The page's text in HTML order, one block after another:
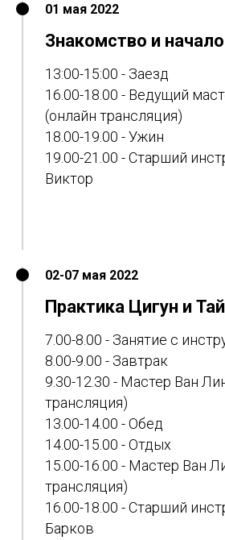
01 мая 2022
Знакомство и
13:00-15:00 - Заезд
16.00-18.00 - Ведущий
(онлайн трансляция)
18.00-19.00 - Ужин
19.00-21.00 - Старший
Виктор
02-07 мая 2022
Практика Цигун и
7.00-8.00 - Занятие с
8.00-9.00 - Завтрак
9.30-12.30 - Мастер Ван
трансляция)
13.00-14.00 - Обед
14.00-15.00 - Отдых
15.00-16.00 - Мастер Ван
трансляция)
16.00-18.00 - Старший
Барков